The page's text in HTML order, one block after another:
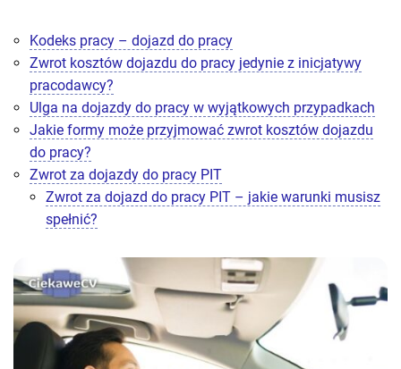
Kodeks pracy – dojazd do pracy
Zwrot kosztów dojazdu do pracy jedynie z inicjatywy
pracodawcy?
Ulga na dojazdy do pracy w wyjątkowych przypadkach
Jakie formy może przyjmować zwrot kosztów dojazdu
do pracy?
Zwrot za dojazdy do pracy PIT
Zwrot za dojazd do pracy PIT – jakie warunki musisz
spełnić?